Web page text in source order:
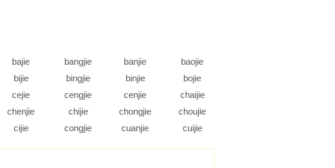
bajie bangjie banjie
baojie
bijie bingjie binjie
bojie
cejie cengjie cenjie
chaijie
chenjie chijie chongjie
choujie
cijie congjie cuanjie
cuijie